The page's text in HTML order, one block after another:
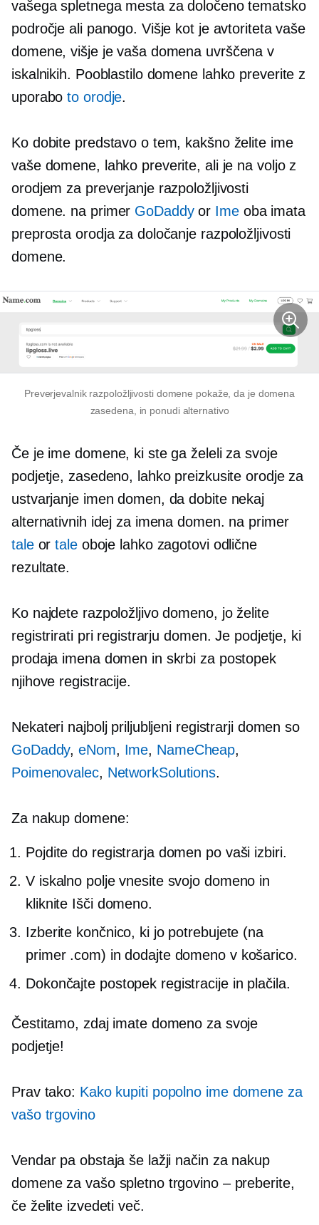
vašega spletnega mesta za določeno tematsko
področje ali panogo. Višje kot je avtoriteta vaše
domene, višje je vaša domena uvrščena v
iskalnikih. Pooblastilo domene lahko preverite z
uporaboto orodje.
Ko dobite predstavo o tem, kakšno želite ime
vaše domene, lahko preverite, ali je na voljo z
orodjem za preverjanje razpoložljivosti
domene. na primer GoDaddyor Imeoba imata
preprosta orodja za določanje razpoložljivosti
domene.
Preverjevalnik razpoložljivosti domene pokaže, da je domena
zasedena, in ponudi alternativo
Če je ime domene, ki ste ga želeli za svoje
podjetje, zasedeno, lahko preizkusite orodje za
ustvarjanje imen domen, da dobite nekaj
alternativnih idej za imena domen. na primer
taleortaleoboje lahko zagotovi odlične
rezultate.
Ko najdete razpoložljivo domeno, jo želite
registrirati pri registrarju domen. Je podjetje, ki
prodaja imena domen in skrbi za postopek
njihove registracije.
Nekateri najbolj priljubljeni registrarji domen so
GoDaddy,eNom, Ime, NameCheap,
Poimenovalec, NetworkSolutions.
Za nakup domene:
Pojdite do registrarja domen po vaši izbiri.
V iskalno polje vnesite svojo domeno in
kliknite Išči domeno.
Izberite končnico, ki jo potrebujete (na
primer .com) in dodajte domeno v košarico.
Dokončajte postopek registracije in plačila.
Čestitamo, zdaj imate domeno za svoje
podjetje!
Prav tako: Kako kupiti popolno ime domene za
vašo trgovino
Vendar pa obstaja še lažji način za nakup
domene za vašo spletno trgovino – preberite,
če želite izvedeti več.